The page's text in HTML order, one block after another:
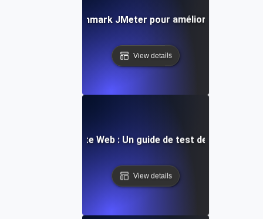
rapports de benchmark JMeter pour améliorer la
View details
de votre site Web : Un guide de test de
View details